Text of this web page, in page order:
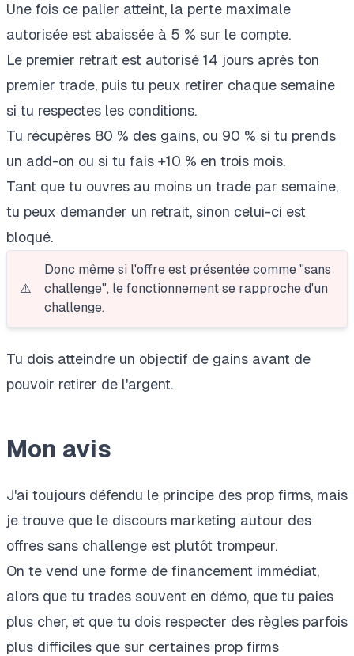
Une fois ce palier atteint, la perte maximale
autorisée est abaissée à 5 % sur le compte.
Le premier retrait est autorisé 14 jours après ton
premier trade, puis tu peux retirer chaque semaine
si tu respectes les conditions.
Tu récupères 80 % des gains, ou 90 % si tu prends
un add-on ou si tu fais +10 % en trois mois.
Tant que tu ouvres au moins un trade par semaine,
tu peux demander un retrait, sinon celui-ci est
bloqué.
⚠️
Donc même si l'offre est présentée comme "sans
challenge", le fonctionnement se rapproche d'un
challenge.
Tu dois atteindre un objectif de gains avant de
pouvoir retirer de l'argent.
Mon avis
J'ai toujours défendu le principe des prop firms, mais
je trouve que le discours marketing autour des
offres sans challenge est plutôt trompeur.
On te vend une forme de financement immédiat,
alors que tu trades souvent en démo, que tu paies
plus cher, et que tu dois respecter des règles parfois
plus difficiles que sur certaines prop firms